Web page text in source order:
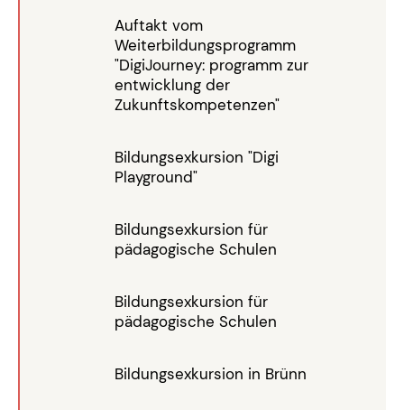
Auftakt vom
Weiterbildungsprogramm
"DigiJourney: programm zur
entwicklung der
Zukunftskompetenzen"
Bildungsexkursion "Digi
Playground"
Bildungsexkursion für
pädagogische Schulen
Bildungsexkursion für
pädagogische Schulen
Bildungsexkursion in Brünn